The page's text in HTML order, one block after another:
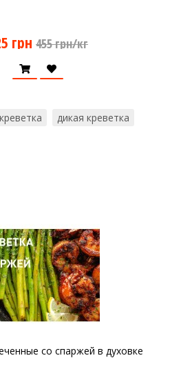
грн 455 грн/кг
дикая креветка
со спаржей в духовке